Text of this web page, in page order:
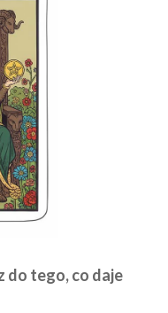
do tego, co daje